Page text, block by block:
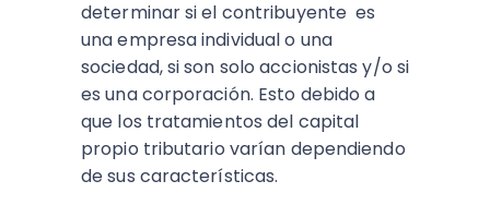
determinar si el contribuyente es
una empresa individual o una
sociedad, si son solo accionistas y/o si
es una corporación. Esto debido a
que los tratamientos del capital
propio tributario varían dependiendo
de sus características.